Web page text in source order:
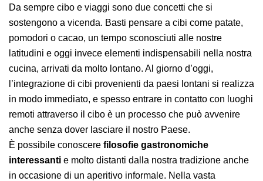
Da sempre cibo e viaggi sono due concetti che si
sostengono a vicenda. Basti pensare a cibi come patate,
pomodori o cacao, un tempo sconosciuti alle nostre
latitudini e oggi invece elementi indispensabili nella nostra
cucina, arrivati da molto lontano. Al giorno d’oggi,
l’integrazione di cibi provenienti da paesi lontani si realizza
in modo immediato, e spesso entrare in contatto con luoghi
remoti attraverso il cibo è un processo che può avvenire
anche senza dover lasciare il nostro Paese.
È possibile conoscere filosofie gastronomiche
interessanti e molto distanti dalla nostra tradizione anche
in occasione di un aperitivo informale. Nella vasta